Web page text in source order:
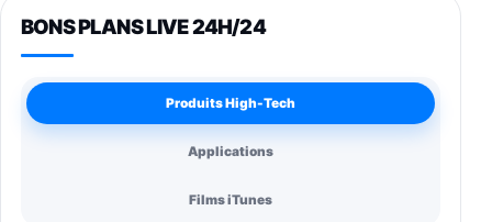
BONS PLANS LIVE 24H/24
Produits High-Tech
Applications
Films iTunes